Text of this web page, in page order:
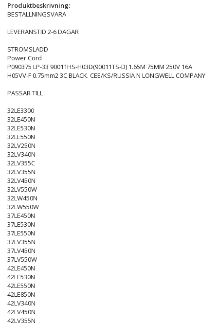
Produktbeskrivning:
BESTÄLLNINGSVARA
LEVERANSTID 2-6 DAGAR
STRÖMSLADD
Power Cord
P090375 LP-33 90011HS-H03D(90011TS-D) 1.65M 75MM 250V 16A
H05VV-F 0.75mm2 3C BLACK. CEE/KS/RUSSIA N LONGWELL COMPANY
PASSAR TILL :
32LE3300
32LE450N
32LE530N
32LE550N
32LV250N
32LV340N
32LV355C
32LV355N
32LV450N
32LV550W
32LW450N
32LW550W
37LE450N
37LE530N
37LE550N
37LV355N
37LV450N
37LV550W
42LE450N
42LE530N
42LE550N
42LE850N
42LV340N
42LV450N
42LV355N